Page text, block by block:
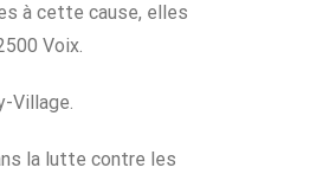
à cette cause, elles
Voix.
Village.
la lutte contre les